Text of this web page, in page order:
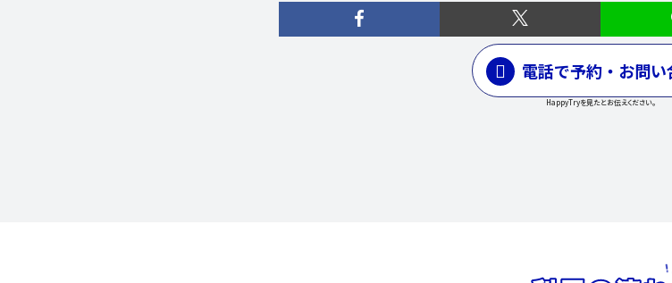
電話で予約・お問い
HappyTryを見たとお伝えください。